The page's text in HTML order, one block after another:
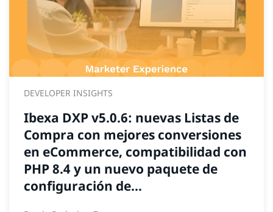
DEVELOPER INSIGHTS
Ibexa DXP v5.0.6: nuevas Listas de
Compra con mejores conversiones
en eCommerce, compatibilidad con
PHP 8.4 y un nuevo paquete de
configuración de...